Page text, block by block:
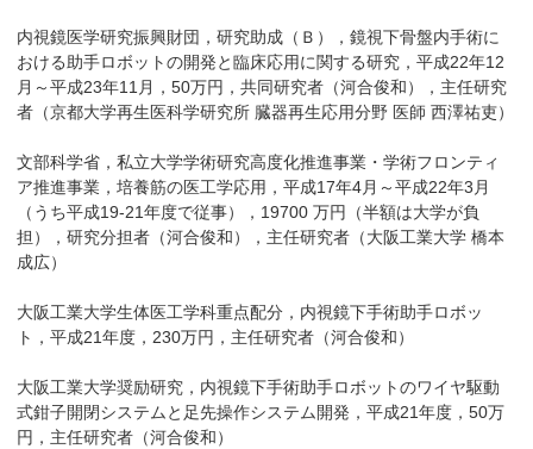
内視鏡医学研究振興財団，研究助成（Ｂ），鏡視下骨盤内手術に
おける助手ロボットの開発と臨床応用に関する研究，平成22年12
月～平成23年11月，50万円，共同研究者（河合俊和），主任研究
者（京都大学再生医科学研究所 臓器再生応用分野 医師 西澤祐吏）
文部科学省，私立大学学術研究高度化推進事業・学術フロンティ
ア推進事業，培養筋の医工学応用，平成17年4月～平成22年3月
（うち平成19-21年度で従事），19700 万円（半額は大学が負
担），研究分担者（河合俊和），主任研究者（大阪工業大学 橋本
成広）
大阪工業大学生体医工学科重点配分，内視鏡下手術助手ロボッ
ト，平成21年度，230万円，主任研究者（河合俊和）
大阪工業大学奨励研究，内視鏡下手術助手ロボットのワイヤ駆動
式鉗子開閉システムと足先操作システム開発，平成21年度，50万
円，主任研究者（河合俊和）